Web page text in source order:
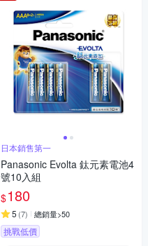
日本銷售第一
Panasonic Evolta 鈦元素電池4
號10入組
$180
5 (7) 總銷量>50
挑戰低價